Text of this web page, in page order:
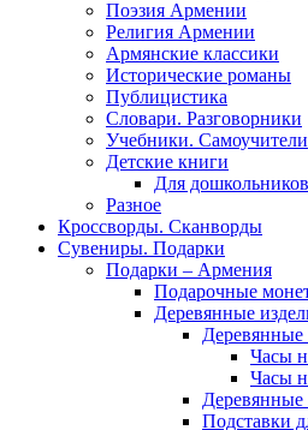
Поэзия Армении
Религия Армении
Армянские классики
Исторические романы
Публицистика
Словари. Разговорники
Учебники. Самоучители
Детские книги
Для
Разное
Кроссворды. Сканворды
Сувениры. Подарки
Подарки – Армения
Подарочные
Деревянные
Деревянные
Часы
Часы
Подставки